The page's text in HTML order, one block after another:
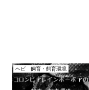
ヘビ 飼育・飼育環境